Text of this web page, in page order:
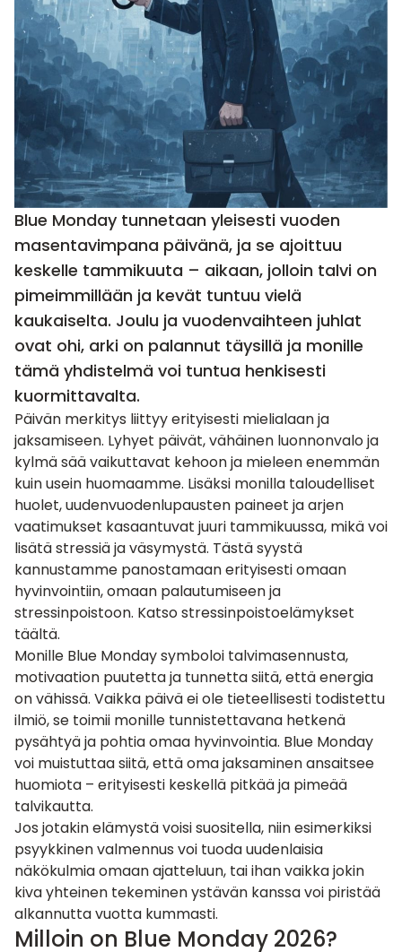
Blue Monday tunnetaan yleisesti vuoden
masentavimpana päivänä, ja se ajoittuu
keskelle tammikuuta – aikaan, jolloin talvi on
pimeimmillään ja kevät tuntuu vielä
kaukaiselta. Joulu ja vuodenvaihteen juhlat
ovat ohi, arki on palannut täysillä ja monille
tämä yhdistelmä voi tuntua henkisesti
kuormittavalta.
Päivän merkitys liittyy erityisesti mielialaan ja
jaksamiseen. Lyhyet päivät, vähäinen luonnonvalo ja
kylmä sää vaikuttavat kehoon ja mieleen enemmän
kuin usein huomaamme. Lisäksi monilla taloudelliset
huolet, uudenvuodenlupausten paineet ja arjen
vaatimukset kasaantuvat juuri tammikuussa, mikä voi
lisätä stressiä ja väsymystä. Tästä syystä
kannustamme panostamaan erityisesti omaan
hyvinvointiin, omaan palautumiseen ja
stressinpoistoon. Katso stressinpoistoelämykset
täältä.
Monille Blue Monday symboloi talvimasennusta,
motivaation puutetta ja tunnetta siitä, että energia
on vähissä. Vaikka päivä ei ole tieteellisesti todistettu
ilmiö, se toimii monille tunnistettavana hetkenä
pysähtyä ja pohtia omaa hyvinvointia. Blue Monday
voi muistuttaa siitä, että oma jaksaminen ansaitsee
huomiota – erityisesti keskellä pitkää ja pimeää
talvikautta.
Jos jotakin elämystä voisi suositella, niin esimerkiksi
psyykkinen valmennus voi tuoda uudenlaisia
näkökulmia omaan ajatteluun, tai ihan vaikka jokin
kiva yhteinen tekeminenystävän kanssavoi piristää
alkannutta vuotta kummasti.
Milloin on Blue Monday 2026?